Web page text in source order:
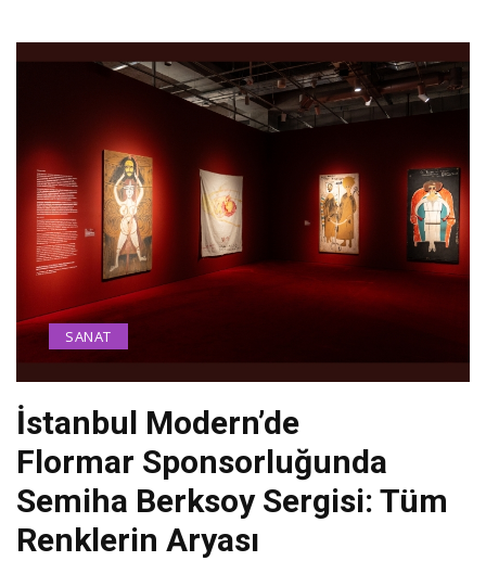
İstanbul Modern’de
Flormar Sponsorluğunda
Semiha Berksoy Sergisi: Tüm
Renklerin Aryası
SANAT